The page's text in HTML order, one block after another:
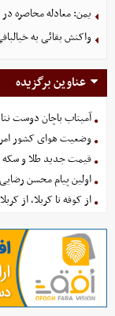
یمن: معادله محاصره در
واکنش بقائی به
عناوین برگزیده
آمیتاب باچان دوست
وضعیت هوای کشور امروز جمعه
قیمت جدید طلا و سکه امروز ۱۶ مردادماه
اولین پیام محسن
از کوفه تا کربلا، از